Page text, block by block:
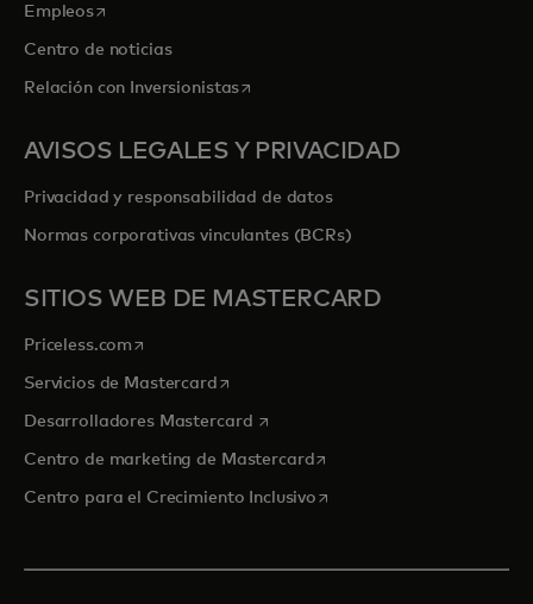
Empleosse abre en una pestaña nueva
Centro de noticias
Relación con Inversionistasse abre en una pestaña nueva
AVISOS LEGALES Y PRIVACIDAD
Privacidad y responsabilidad de datos
Normas corporativas vinculantes (BCRs)
SITIOS WEB DE MASTERCARD
Priceless.com se abre en una pestaña nueva
Servicios de Mastercardse abre en una pestaña nueva
Desarrolladores Mastercard se abre en una pestaña nueva
Centro de marketing de Mastercardse abre en una pestaña
Centro para el Crecimiento Inclusivose abre en una pestaña